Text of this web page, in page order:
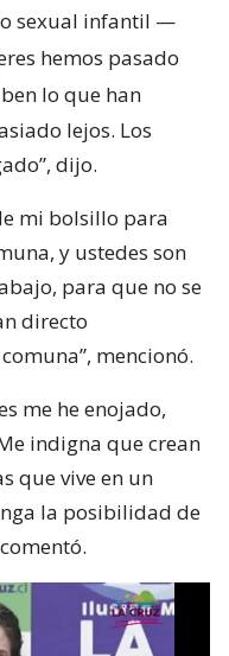
sexual infantil —
hemos pasado
lo que han
lejos. Los
dijo.
mi bolsillo para
y ustedes son
para que no se
directo
mencionó.
me he enojado,
indigna que crean
que vive en un
la posibilidad de